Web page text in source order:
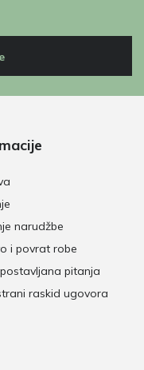
narudžbe
i povrat robe
pitanja
raskid ugovora